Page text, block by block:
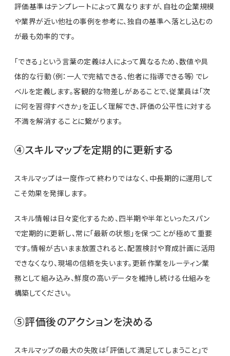
評価基準はテンプレートによって異なりますが、自社の企業規模
や業界が近い他社の事例を参考に、独自の基準へ落とし込むの
が最も効率的です。
「できる」という言葉の定義は人によって異なるため、数値や具
体的な行動（例：一人で完結できる、他者に指導できる等）でレ
ベルを定義します。客観的な物差しがあることで、従業員は「次
に何を習得すべきか」を正しく理解でき、評価の公平性に対する
不満を解消することに繋がります。
④スキルマップを定期的に更新する
スキルマップは一度作って終わりではなく、中長期的に運用して
こそ効果を発揮します。
スキル情報は日々変化するため、四半期や半年といったスパン
で定期的に更新し、常に「最新の状態」を保つことが極めて重要
です。情報が古いまま放置されると、配置検討や育成計画に活用
できなくなり、現場の信頼を失います。更新作業をルーティン業
務として組み込み、鮮度の高いデータを維持し続ける仕組みを
構築してください。
⑤評価後のアクションを決める
スキルマップの最大の失敗は「評価して満足してしまうこと」で